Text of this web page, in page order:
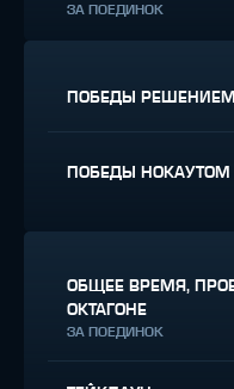
ЗА ПОЕДИНОК
ПОБЕДЫ
ПОБЕДЫ НОКАУТОМ
ОБЩЕЕ ВРЕМЯ,
ОКТАГОНЕ
ЗА ПОЕДИНОК